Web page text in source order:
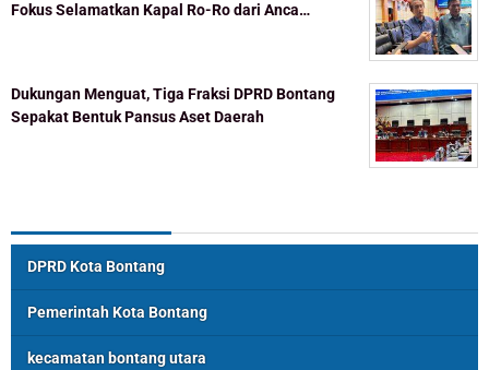
Fokus Selamatkan Kapal Ro-Ro dari Anca…
Dukungan Menguat, Tiga Fraksi DPRD Bontang
Sepakat Bentuk Pansus Aset Daerah
DPRD Kota Bontang
Pemerintah Kota Bontang
kecamatan bontang utara